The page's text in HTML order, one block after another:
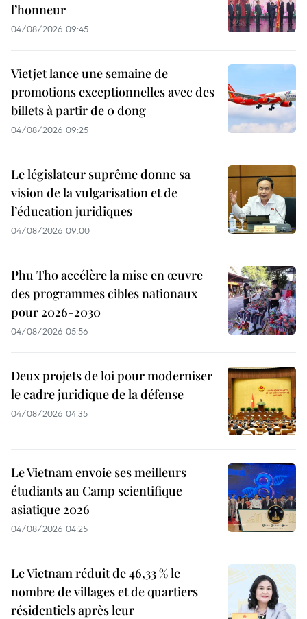
l’honneur
04/08/2026 09:45
Vietjet lance une semaine de
promotions exceptionnelles avec des
billets à partir de 0 dong
04/08/2026 09:25
Le législateur suprême donne sa
vision de la vulgarisation et de
l’éducation juridiques
04/08/2026 09:00
Phu Tho accélère la mise en œuvre
des programmes cibles nationaux
pour 2026-2030
04/08/2026 05:56
Deux projets de loi pour moderniser
le cadre juridique de la défense
04/08/2026 04:35
Le Vietnam envoie ses meilleurs
étudiants au Camp scientifique
asiatique 2026
04/08/2026 04:25
Le Vietnam réduit de 46,33 % le
nombre de villages et de quartiers
résidentiels après leur